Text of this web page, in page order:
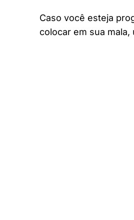
Caso você esteja
colocar em sua